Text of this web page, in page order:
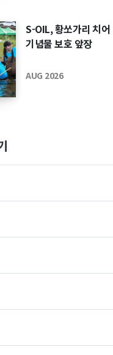
S-OIL, 황쏘가리 치어
기념물 보호 앞장
AUG 2026